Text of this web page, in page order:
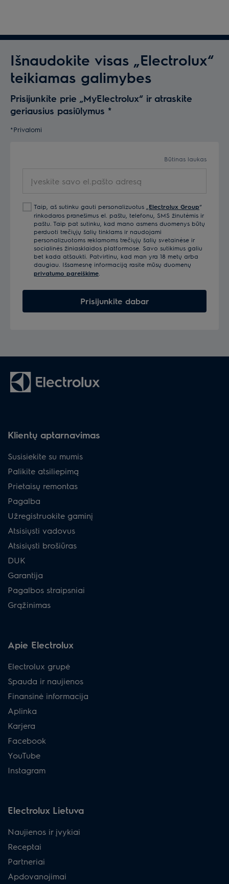
Išnaudokite visas „Electrolux“
teikiamas galimybes
Prisijunkite prie „MyElectrolux“ ir atraskite
geriausius pasiūlymus *
*Privalomi
Būtinas laukas
savo
adresą
Taip, aš sutinku gauti personalizuotus „ Electrolux Group“
rinkodaros pranešimus el. paštu, telefonu, SMS žinutėmis ir
paštu. Taip pat sutinku, kad mano asmens duomenys būtų
perduoti trečiųjų šalių tinklams ir naudojami
personalizuotoms reklamoms trečiųjų šalių svetainėse ir
socialinės žiniasklaidos platformose. Savo sutikimus galiu
bet kada atšaukti. Patvirtinu, kad man yra 18 metų arba
daugiau. Išsamesnę informaciją rasite mūsų duomenų
privatumo pareiškime
Prisijunkite dabar
Klientų aptarnavimas
Susisiekite su mumis
Palikite atsiliepimą
Prietaisų remontas
Pagalba
Užregistruokite gaminį
Atsisiųsti vadovus
Atsisiųsti brošiūras
DUK
Garantija
Pagalbos straipsniai
Grąžinimas
Apie Electrolux
Electrolux grupė
Spauda ir naujienos
Finansinė informacija
Aplinka
Karjera
Facebook
YouTube
Instagram
Electrolux Lietuva
Naujienos ir įvykiai
Receptai
Partneriai
Apdovanojimai